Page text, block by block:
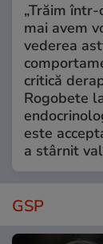
„Trăim
mai avem
vederea
critică
Rogobete
este
a stârnit
GSP